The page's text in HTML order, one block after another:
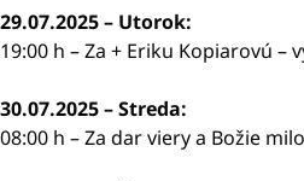
29.07.2025 – Utorok:
19:00 h – Za + Eriku Kopiarovú –
30.07.2025 – Streda:
08:00 h – Za dar viery a Božie